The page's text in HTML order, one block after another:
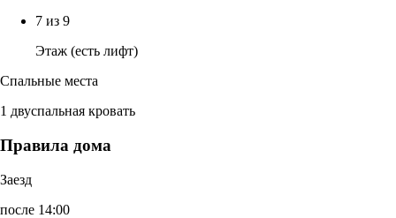
7 из 9
Этаж (есть лифт)
Спальные места
1 двуспальная кровать
Правила дома
Заезд
после 14:00